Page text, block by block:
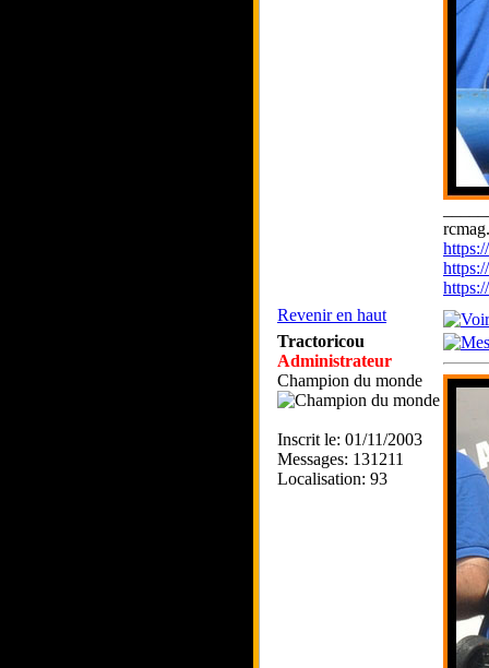
Revenir en haut
Tractoricou
Administrateur
Champion du monde
Inscrit le: 01/11/2003
Messages: 131211
Localisation: 93